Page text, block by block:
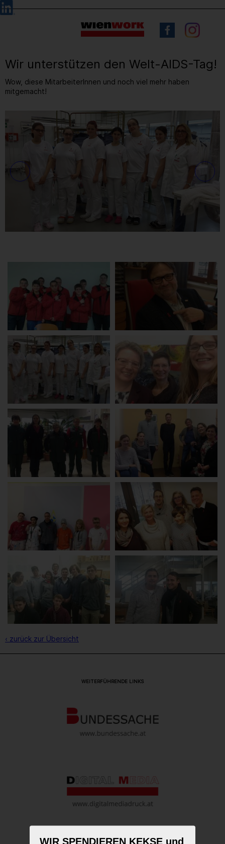
WIR SPENDIEREN KEKSE und
Barrierefreie
Bedienung
Sprachauswahl
Wir unterstützen den Welt-AIDS-Tag!
Wow, diese MitarbeiterInnen und noch viel mehr haben
mitgemacht!
‹ zurück zur Übersicht
WEITERFÜHRENDE LINKS